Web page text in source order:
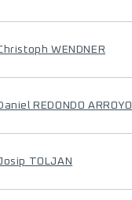
WENDNER
REDONDO ARROYO
TOLJAN